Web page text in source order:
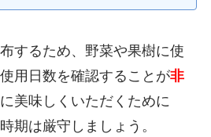
するため、野菜や果樹に使
用日数を確認することが非
美味しくいただくために
期は厳守しましょう。